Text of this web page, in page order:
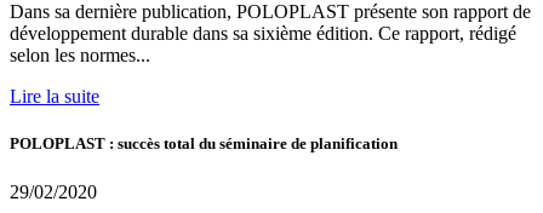
Dans sa dernière publication, POLOPLAST présente son rapport de
développement durable dans sa sixième édition. Ce rapport, rédigé
selon les normes...
Lire la suite
POLOPLAST : succès total du séminaire de planification
29/02/2020